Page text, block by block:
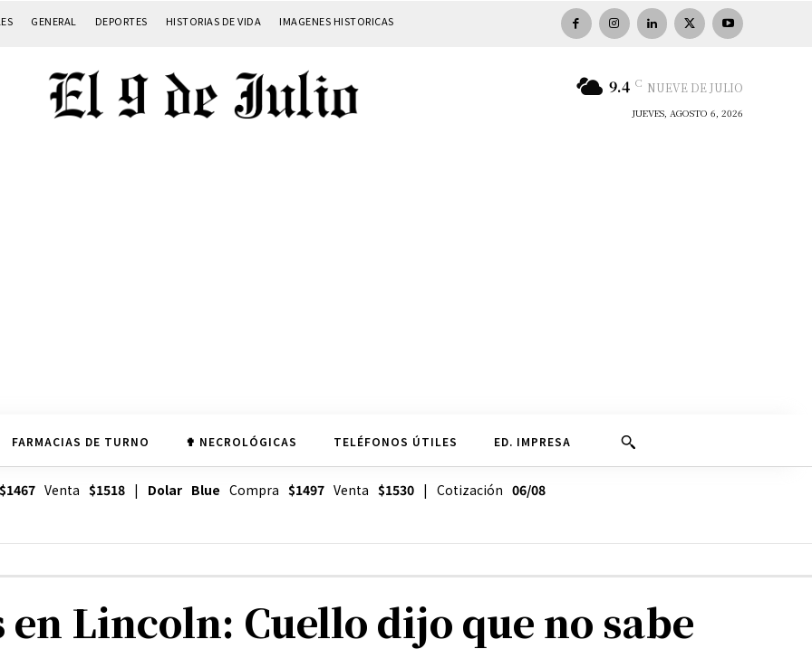
GENERAL DEPORTES HISTORIAS DE VIDA IMAGENES HISTORICAS
9.4 C NUEVE DE JULIO
JUEVES, AGOSTO 6, 2026
FARMACIAS DE TURNO ✟ NECROLÓGICAS TELÉFONOS ÚTILES ED. IMPRESA
$1467Venta $1518| Dolar Blue Compra $1497Venta $1530| Cotización 06/08
en Lincoln: Cuello dijo que no sabe